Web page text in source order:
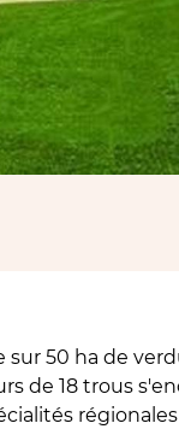
sur 50 ha de
de 18 trous